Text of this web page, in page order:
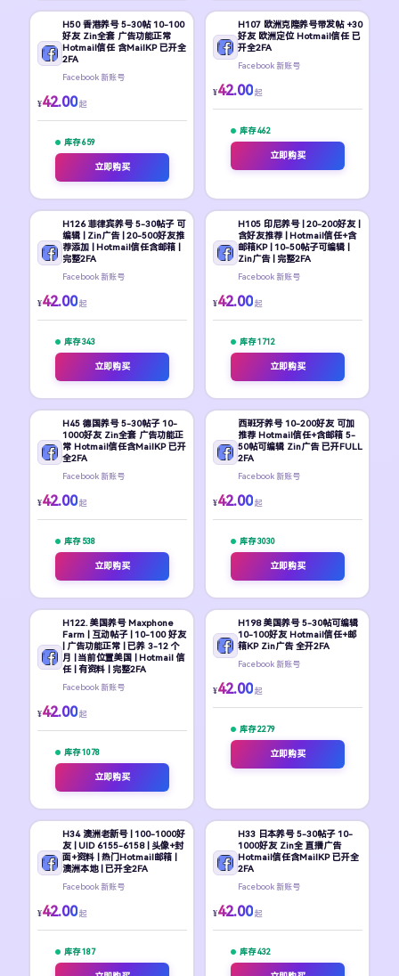
H50 香港养号 5-30帖 10-100
好友 Zin全套 广告功能正常
Hotmail信任 含MailKP 已开全
2FA
Facebook 新账号
¥42.00 起
库存 659
立即购买
H107 欧洲克隆养号带发帖 +30
好友 欧洲定位 Hotmail信任 已
开全2FA
Facebook 新账号
¥42.00 起
库存 462
立即购买
H126 菲律宾养号 5-30帖子 可
编辑 | Zin广告 | 20-500好友推
荐添加 | Hotmail信任含邮箱 |
完整2FA
Facebook 新账号
¥42.00 起
库存 343
立即购买
H105 印尼养号 | 20-200好友 |
含好友推荐 | Hotmail信任+含
邮箱KP | 10-50帖子可编辑 |
Zin广告 | 完整2FA
Facebook 新账号
¥42.00 起
库存 1712
立即购买
H45 德国养号 5-30帖子 10-
1000好友 Zin全套 广告功能正
常 Hotmail信任含MailKP 已开
全2FA
Facebook 新账号
¥42.00 起
库存 538
立即购买
西班牙养号 10-200好友 可加
推荐 Hotmail信任+含邮箱 5-
50帖可编辑 Zin广告 已开FULL
2FA
Facebook 新账号
¥42.00 起
库存 3030
立即购买
H122. 美国养号 Maxphone
Farm | 互动帖子 | 10-100 好友
| 广告功能正常 | 已养 3-12 个
月 | 当前位置美国 | Hotmail 信
任 | 有资料 | 完整2FA
Facebook 新账号
¥42.00 起
库存 1078
立即购买
H198 美国养号 5-30帖可编辑
10-100好友 Hotmail信任+邮
箱KP Zin广告 全开2FA
Facebook 新账号
¥42.00 起
库存 2279
立即购买
H34 澳洲老新号 | 100-1000好
友 | UID 6155-6158 | 头像+封
面+资料 | 热门Hotmail邮箱 |
澳洲本地 | 已开全2FA
Facebook 新账号
¥42.00 起
库存 187
H33 日本养号 5-30帖子 10-
1000好友 Zin全 直播广告
Hotmail信任含MailKP 已开全
2FA
Facebook 新账号
¥42.00 起
库存 432